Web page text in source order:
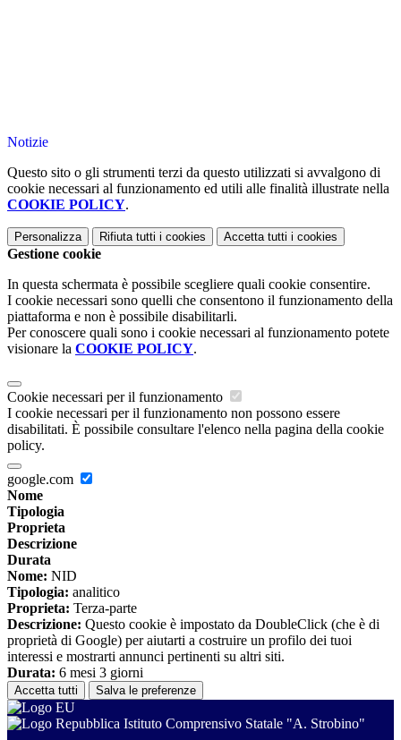
Notizie
Questo sito o gli strumenti terzi da questo utilizzati si avvalgono di
cookie necessari al funzionamento ed utili alle finalità illustrate nella
COOKIE POLICY.
Personalizza Rifiuta tutti i cookies Accetta tutti i cookies
Gestione cookie
In questa schermata è possibile scegliere quali cookie consentire.
I cookie necessari sono quelli che consentono il funzionamento della
piattaforma e non è possibile disabilitarli.
Per conoscere quali sono i cookie necessari al funzionamento potete
visionare la COOKIE POLICY.
Cookie necessari per il funzionamento
I cookie necessari per il funzionamento non possono essere
disabilitati. È possibile consultare l'elenco nella pagina della cookie
policy.
google.com
Nome
Tipologia
Proprieta
Descrizione
Durata
Nome: NID
Tipologia: analitico
Proprieta: Terza-parte
Descrizione: Questo cookie è impostato da DoubleClick (che è di
proprietà di Google) per aiutarti a costruire un profilo dei tuoi
interessi e mostrarti annunci pertinenti su altri siti.
Durata: 6 mesi 3 giorni
Accetta tutti Salva le preferenze
Istituto Comprensivo Statale "A. Strobino"